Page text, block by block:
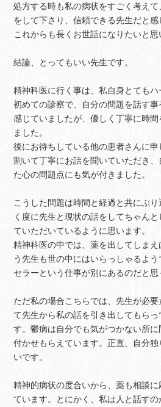
処方する時も私の病状をすごく考え
をして下さり、信頼できる先生だと感
これからも長くお世話になりたいと思
結論、とってもいい先生です。
精神科医に行く事は、私自身とてもハ
初めての診察で、自分の問題を話す
感じていましたが、優しく丁寧に時
ました。
後にお待ちしている他の患者さんに
割いて丁寧にお話を聞いていただき
た心の問題点にも気が付きました。
こうした問題は時間と経過と共にぶ
く度に先生と現状の話をしてちゃん
ていただいているように思います。
精神科医の中では、薬を出してしま
う先生も世の中にはいらっしゃるよ
セラーという仕事が別にあるのだと思
ただ私の場合こちらでは、先生が必
て先生から私の話を引き出してもら
す。鬱病は自分でも気がつかない所
付かせもらえています。正直、自分
いです。
精神的病状の度合いから、薬も相談
ています。とにかく、私は人と話す